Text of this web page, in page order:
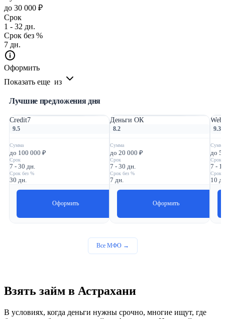
до 30 000 ₽
Срок
1 - 32 дн.
Срок без %
7 дн.
Оформить
Показать еще из
Лучшие предложения дня
Credit7
9.5
Сумма
до 100 000 ₽
Срок
7 - 30 дн.
Срок без %
30 дн.
Оформить
Деньги ОК
8.2
Сумма
до 20 000 ₽
Срок
7 - 30 дн.
Срок без %
7 дн.
Оформить
9.3
Сумма
до 5
Срок
7 -
Срок
10
Все МФО →
Взять займ в Астрахани
В условиях, когда деньги нужны срочно, многие ищут, где